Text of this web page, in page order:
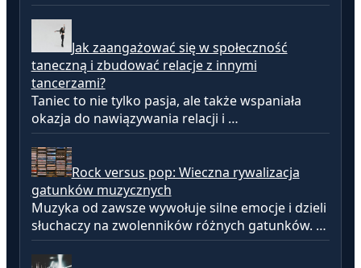
Jak zaangażować się w społeczność
taneczną i zbudować relacje z innymi
tancerzami?
Taniec to nie tylko pasja, ale także wspaniała
okazja do nawiązywania relacji i …
Rock versus pop: Wieczna rywalizacja
gatunków muzycznych
Muzyka od zawsze wywołuje silne emocje i dzieli
słuchaczy na zwolenników różnych gatunków. …